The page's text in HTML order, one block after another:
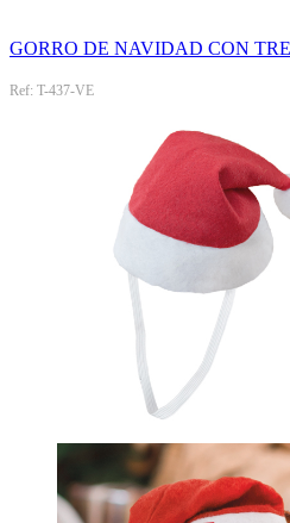
GORRO DE NAVIDAD CON
Ref: T-437-VE